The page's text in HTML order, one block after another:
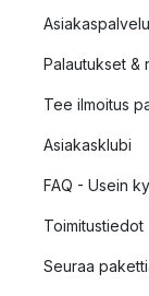
Asiakaspalvelu
Palautukset &
Tee ilmoitus
Asiakasklubi
FAQ - Usein
Toimitustiedot
Seuraa